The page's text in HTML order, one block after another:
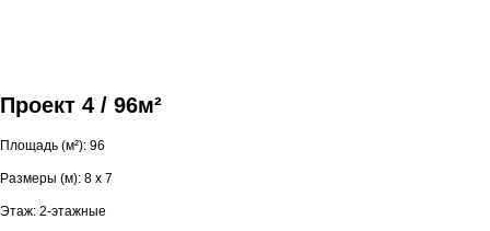
Проект 4 / 96м²
Площадь (м²): 96
Размеры (м): 8 х 7
Этаж: 2-этажные